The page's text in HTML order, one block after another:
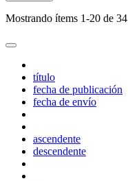
Mostrando ítems 1-20 de 34
título
fecha de publicación
fecha de envío
ascendente
descendente